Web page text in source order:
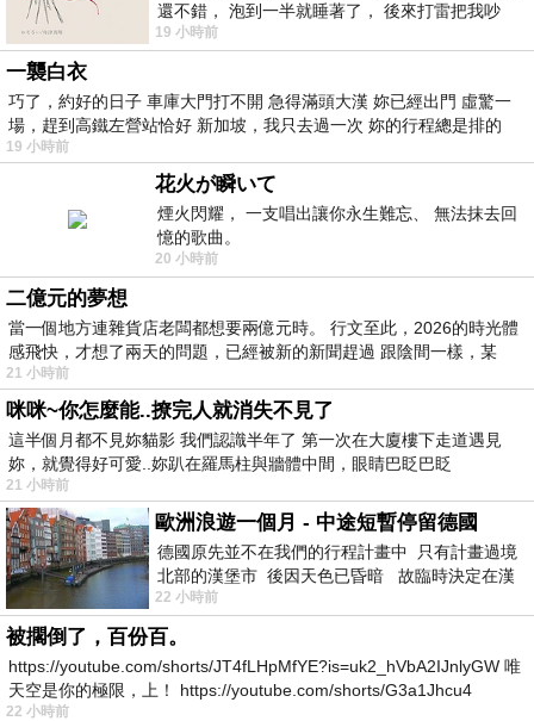
還不錯， 泡到一半就睡著了， 後來打雷把我吵
醒， 手
19 小時前
一襲白衣
巧了，約好的日子 車庫大門打不開 急得滿頭大漢 妳已經出門 虛驚一
場，趕到高鐵左營站恰好 新加坡，我只去過一次 妳的行程總是排的
19 小時前
花火が瞬いて
煙火閃耀， 一支唱出讓你永生難忘、 無法抹去回
憶的歌曲。
20 小時前
二億元的夢想
當一個地方連雜貨店老闆都想要兩億元時。 行文至此，2026的時光體
感飛快，才想了兩天的問題，已經被新的新聞趕過 跟陰間一樣，某
21 小時前
咪咪~你怎麼能..撩完人就消失不見了
這半個月都不見妳貓影 我們認識半年了 第一次在大廈樓下走道遇見
妳，就覺得好可愛..妳趴在羅馬柱與牆體中間，眼睛巴眨巴眨
21 小時前
歐洲浪遊一個月 - 中途短暫停留德國
德國原先並不在我們的行程計畫中 只有計畫過境
北部的漢堡市 後因天色已昏暗 故臨時決定在漢
堡市吃晚餐和過夜
22 小時前
被擱倒了，百份百。
https://youtube.com/shorts/JT4fLHpMfYE?is=uk2_hVbA2IJnlyGW 唯
天空是你的極限，上！ https://youtube.com/shorts/G3a1Jhcu4
22 小時前